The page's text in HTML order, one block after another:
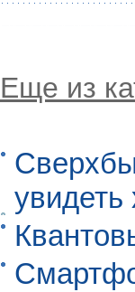
Еще из